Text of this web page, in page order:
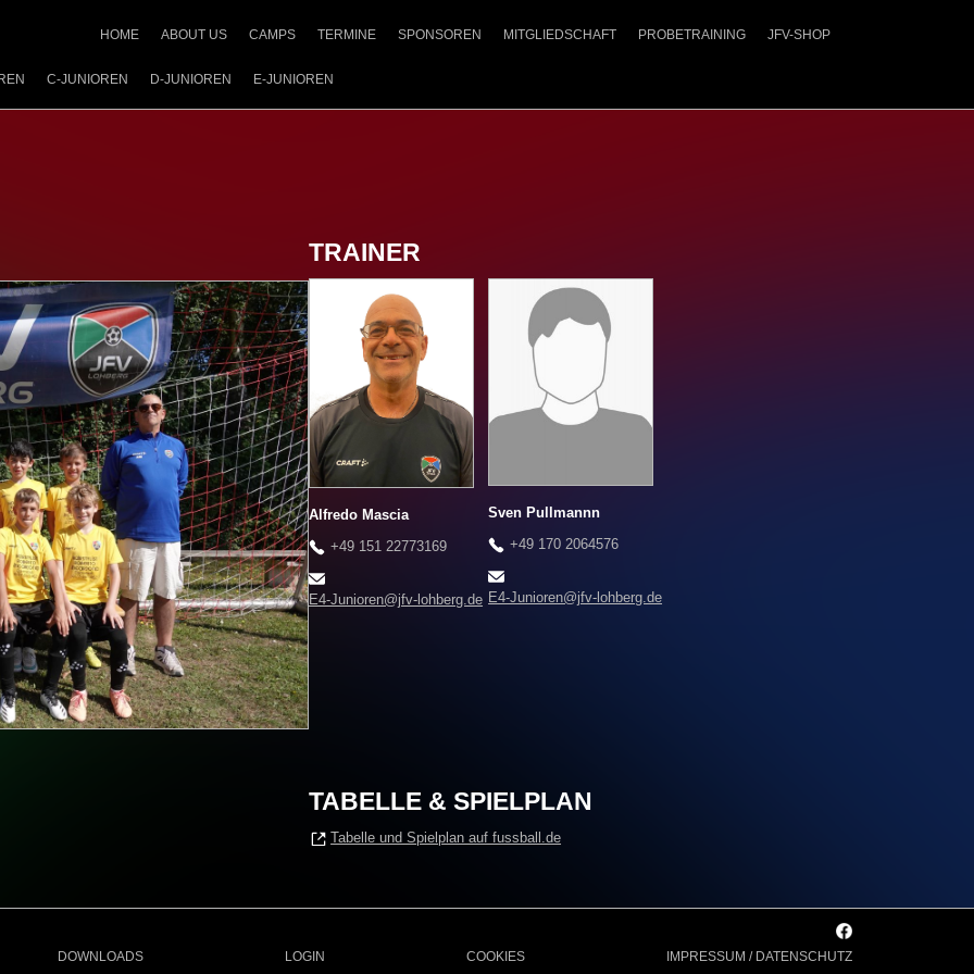
HOME ABOUT US CAMPS TERMINE SPONSOREN MITGLIEDSCHAFT PROBETRAINING JFV-SHOP
C-JUNIOREN D-JUNIOREN E-JUNIOREN
TRAINER
Alfredo Mascia
+49 151 22773169
E4-Junioren@jfv-lohberg.de
Sven Pullmannn
+49 170 2064576
E4-Junioren@jfv-lohberg.de
TABELLE & SPIELPLAN
Tabelle und Spielplan auf fussball.de
DOWNLOADS LOGIN COOKIES IMPRESSUM / DATENSCHUTZ